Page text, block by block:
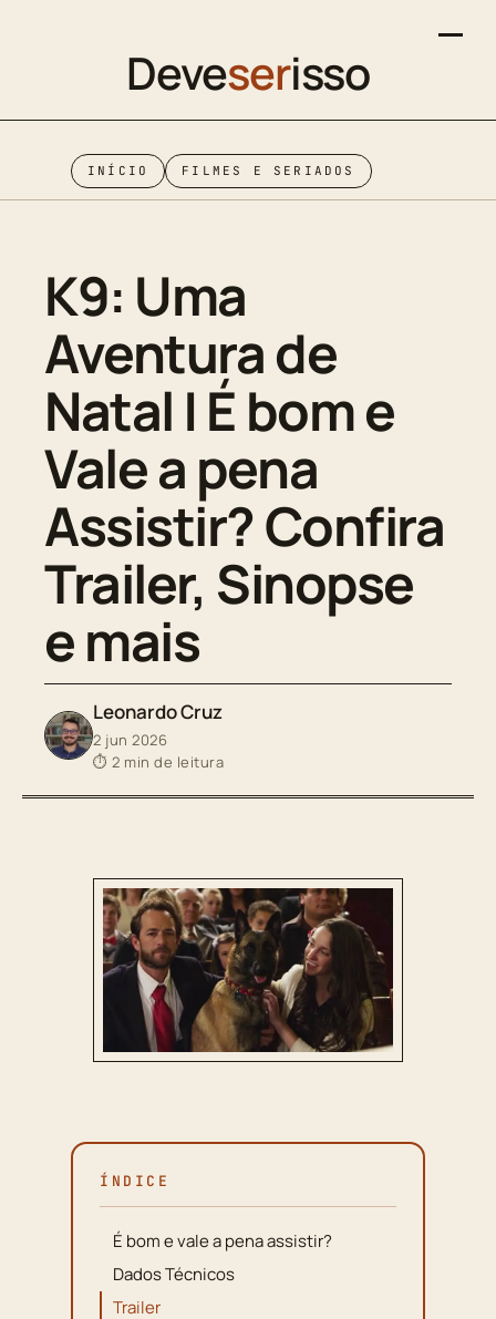
Deveserisso
INÍCIO FILMES E SERIADOS
K9: Uma
Aventura de
Natal | É bom e
Vale a pena
Assistir? Confira
Trailer, Sinopse
e mais
Leonardo Cruz
2 jun 2026
⏱ 2 min de leitura
ÍNDICE
É bom e vale a pena assistir?
Dados Técnicos
Trailer